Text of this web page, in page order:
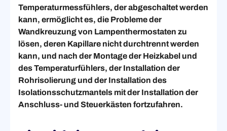
Temperaturmessfühlers, der abgeschaltet werden
kann, ermöglicht es, die Probleme der
Wandkreuzung von Lampenthermostaten zu
lösen, deren Kapillare nicht durchtrennt werden
kann, und nach der Montage der Heizkabel und
des Temperaturfühlers, der Installation der
Rohrisolierung und der Installation des
Isolationsschutzmantels mit der Installation der
Anschluss- und Steuerkästen fortzufahren.